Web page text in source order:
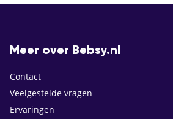
Meer over Bebsy.nl
Contact
Veelgestelde vragen
Ervaringen